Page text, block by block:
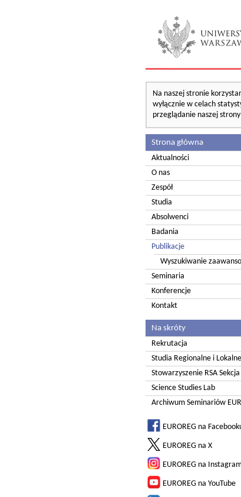
Na naszej stronie
wyłącznie w celach
przeglądanie naszej
Strona główna
Aktualności
O nas
Zespół
Studia
Absolwenci
Badania
Publikacje
Wyszukiwanie
Seminaria
Konferencje
Kontakt
Na skróty
Rekrutacja
Studia Regionalne i Lokalne
Stowarzyszenie RSA Sekcja
Science Studies Lab
Archiwum Seminariów
EUROREG na
EUROREG na X
EUROREG na
EUROREG na YouTube